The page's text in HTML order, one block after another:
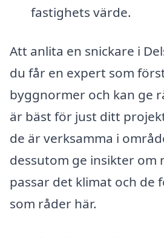
fastighets värde.
Att anlita en snickare i
du får en expert som
byggnormer och kan ge
är bäst för just ditt
de är verksamma i
dessutom ge insikter om
passar det klimat och de
som råder här.